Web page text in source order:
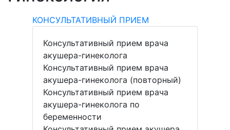
КОНСУЛЬТАТИВНЫЙ ПРИЕМ
Консультативный прием врача
акушера-гинеколога
Консультативный прием врача
акушера-гинеколога (повторный)
Консультативный прием врача
акушера-гинеколога по
беременности